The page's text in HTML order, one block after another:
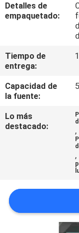
CALIDAD
EN
CONTACTO
CON
NOTICIAS
CITA
Detalles de
empaquetado:
d
Tiempo de
entrega:
Capacidad de
la fuente:
Lo más
destacado:
,
,